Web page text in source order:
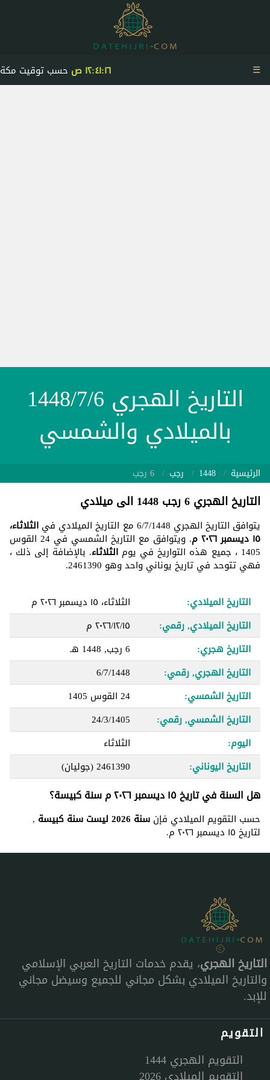
١٢:٤١:١٧ ص حسب توقيت مكة ☰
التاريخ الهجري 1448/7/6
بالميلادي والشمسي
الرئيسية 1448 رجب 6 رجب
التاريخ الهجري 6 رجب 1448 الى ميلادي
يتوافق التاريخ الهجري 6/7/1448 مع التاريخ الميلادي في الثلاثاء،
١٥ ديسمبر ٢٠٢٦ م . ويتوافق مع التاريخ الشمسي في 24 القوس
1405 ، جميع هذه التواريخ في يوم الثلاثاء. بالإضافة إلى ذلك ،
فهي تتوحد في تاريخ يوناني واحد وهو 2461390.
التاريخ الميلادي:
الثلاثاء، ١٥ ديسمبر ٢٠٢٦ م
التاريخ الميلادي, رقمي:
١٥‏/١٢‏/٢٠٢٦ م
التاريخ هجري:
6 رجب, 1448 هـ
التاريخ الهجري, رقمي:
6/7/1448
التاريخ الشمسي:
24 القوس 1405
التاريخ الشمسي, رقمي:
24/3/1405
اليوم:
الثلاثاء
التاريخ اليوناني:
2461390(جوليان)
هل السنة في تاريخ ١٥ ديسمبر ٢٠٢٦ م سنة كبيسة؟
حسب التقويم الميلادي فإن سنة 2026 ليست سنة كبيسة ,
لتاريخ ١٥ ديسمبر ٢٠٢٦ م.
التاريخ الهجري، يقدم خدمات التاريخ العربي الإسلامي
والتاريخ الميلادي بشكل مجاني للجميع وسيضل مجاني
للإبد.
التقويم
التقويم الهجري 1444